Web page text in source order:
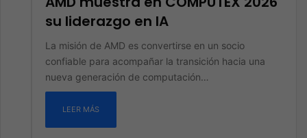
su liderazgo en IA
La misión de AMD es convertirse en un socio
confiable para acompañar la transición hacia una
nueva generación de computación…
LEER MÁS